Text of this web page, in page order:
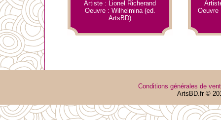
Artiste : Lionel Richerand
Oeuvre : Wilhelmina (ed.
ArtsBD)
Oeuvre
Conditions générales de
ArtsBD.fr ©